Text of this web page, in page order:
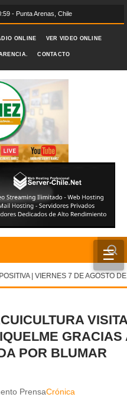
- Punta Arenas, Chile
ONLINE VER VIDEO ONLINE
CONTACTO
☰
| VIERNES 7 DE AGOSTO DE
GRACIAS
POR BLUMAR
PrensaCrónica